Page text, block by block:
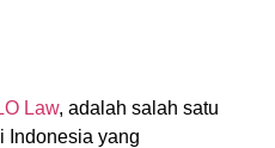
Law, adalah salah satu
Indonesia yang